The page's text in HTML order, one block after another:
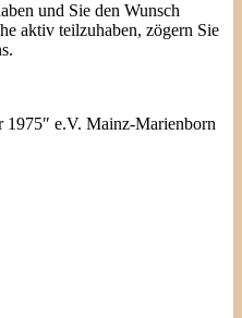
und Sie den Wunsch
aktiv teilzuhaben, zögern Sie
e.V. Mainz-Marienborn